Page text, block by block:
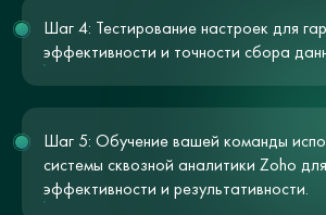
Шаг 4: Тестирование настроек для
эффективности и точности сбора
Шаг 5: Обучение вашей команды
системы сквозной аналитики Zoho
эффективности и результативности.